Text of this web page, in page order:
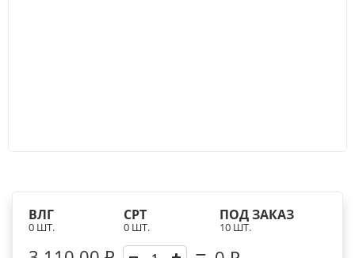
ВЛГ
0 ШТ.
СРТ
0 ШТ.
ПОД ЗАКАЗ
10 ШТ.